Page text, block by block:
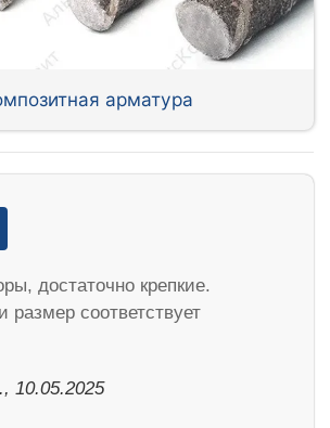
арматура
достаточно крепкие.
размер соответствует
10.05.2025